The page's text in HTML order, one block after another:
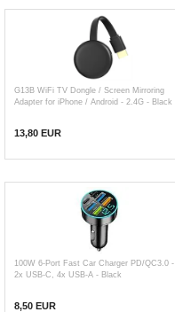
G13B WiFi TV Dongle / Screen Mirroring
Adapter for iPhone / Android - 2.4G - Black
13,80 EUR
100W 6-Port Fast Car Charger PD/QC3.0 -
2x USB-C, 4x USB-A - Black
8,50 EUR